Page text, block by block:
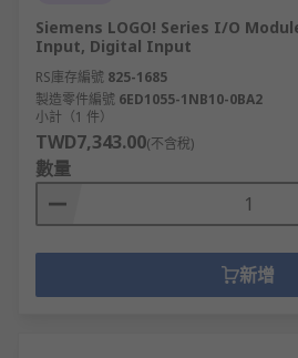
Siemens LOGO! Series I/O
Input, Digital Input
RS庫存編號 825-1685
製造零件編號 6ED1055-1NB10-0BA2
小計（1 件）
TWD7,343.00(不含稅)
數量
新增